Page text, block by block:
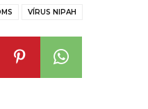
VÍRUS NIPAH